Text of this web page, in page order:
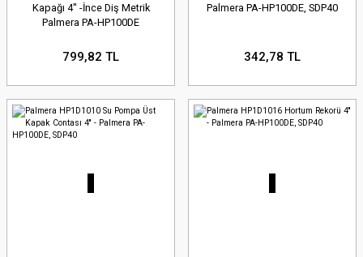
Kapağı 4'' -İnce Diş Metrik
Palmera PA-HP100DE
799,82 TL
Palmera PA-HP100DE, SDP40
342,78 TL